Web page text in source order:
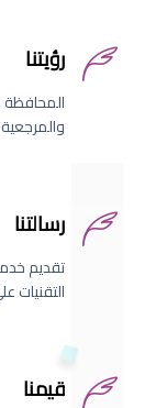
رؤيتنا
المحافظة
رسالتنا
تقديم
التقنيات
قيمنا